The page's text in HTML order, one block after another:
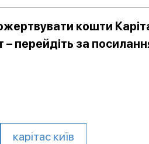
кошти
– перейдіть за
карітас київ